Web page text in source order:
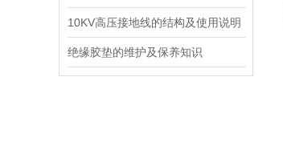
10KV高压接地线的结构及使用说明
绝缘胶垫的维护及保养知识